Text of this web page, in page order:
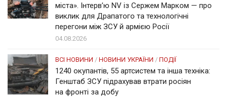
міста». Інтерв’ю NV із Сержем Марком — про
виклик для Драпатого та технологічні
перегони між ЗСУ й армією Росії
04.08.2026
ВСІ НОВИНИ / НОВИНИ УКРАЇНИ / ПОДІЇ
1240 окупантів, 55 артсистем та інша техніка:
Генштаб ЗСУ підрахував втрати росіян
на фронті за добу